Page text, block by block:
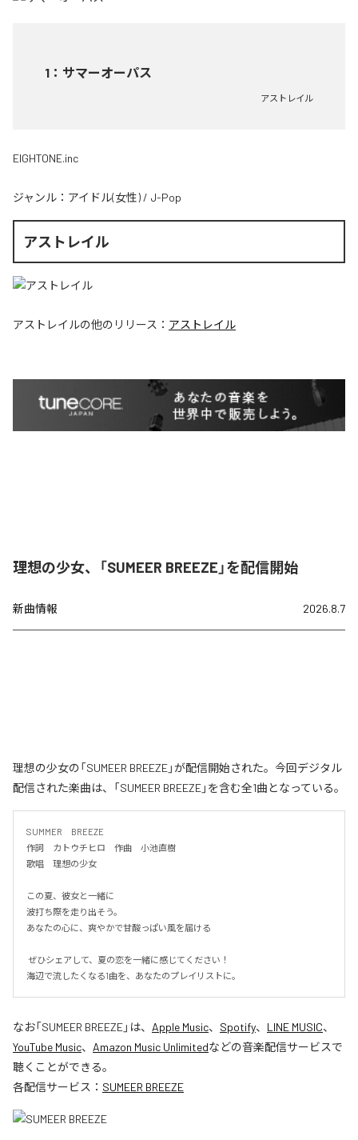
1 ： サマーオーパス
アストレイル
EIGHTONE.inc
ジャンル： アイドル(女性) / J-Pop
アストレイル
アストレイルの他のリリース： アストレイル
理想の少女、「SUMEER BREEZE」を配信開始
新曲情報 2026.8.7
理想の少女の「SUMEER BREEZE」が配信開始された。今回デジタル
配信された楽曲は、「SUMEER BREEZE」を含む全1曲となっている。
SUMMER　BREEZE
作詞　カトウチヒロ　作曲　小池直樹
歌唱　理想の少女
この夏、彼女と一緒に
波打ち際を走り出そう。
あなたの心に、爽やかで甘酸っぱい風を届ける
海辺で流したくなる1曲を、あなたのプレイリストに。
なお「SUMEER BREEZE」は、 Apple Music、 Spotify、 LINE MUSIC、
YouTube Music、 Amazon Music Unlimitedなどの音楽配信サービスで
聴くことができる。
各配信サービス： SUMEER BREEZE